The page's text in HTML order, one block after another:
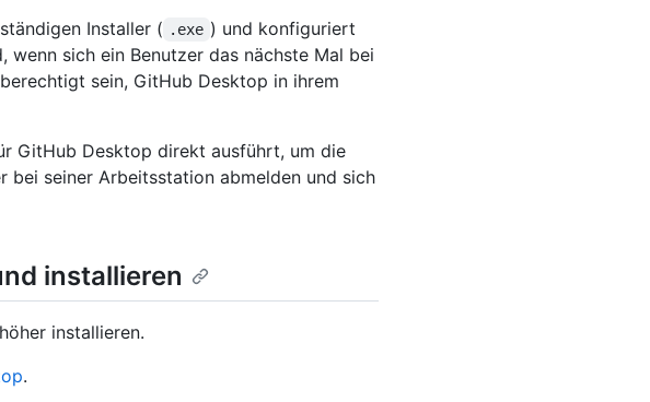
Installer ( .exe ) und konfiguriert
sich ein Benutzer das nächste Mal bei
sein, GitHub Desktop in ihrem
GitHub Desktop direkt ausführt, um die
bei seiner Arbeitsstation abmelden und sich
installieren
installieren.
.